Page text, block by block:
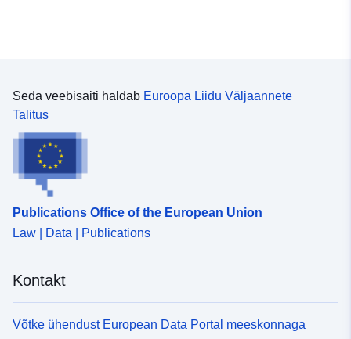
Seda veebisaiti haldab Euroopa Liidu Väljaannete
Talitus
Publications Office of the European Union
Law | Data | Publications
Kontakt
Võtke ühendust European Data Portal meeskonnaga